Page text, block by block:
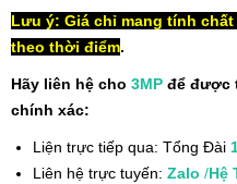
Lưu ý: Giá chỉ mang tính chất
theo thời điểm.
Hãy liên hệ cho 3MP để được
chính xác:
Liện trực tiếp qua: Tổng Đài
Liên hệ trực tuyến: Zalo /Hệ